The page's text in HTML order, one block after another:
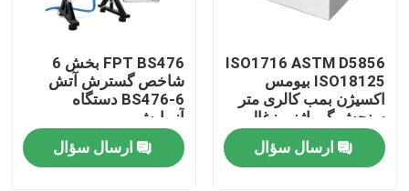
درباره ما
تور کارخانه
کنترل کیفیت
ISO1716 ASTM D5856
ISO18125 بیومس
اکسیژن بمب کالری متر
سنجش گرماژنی زغال
سنگ
ارسال سؤال
FPT BS476 بخش 6
شاخص گسترش آتش
BS476-6 دستگاه
آزمایش
ارسال سؤال